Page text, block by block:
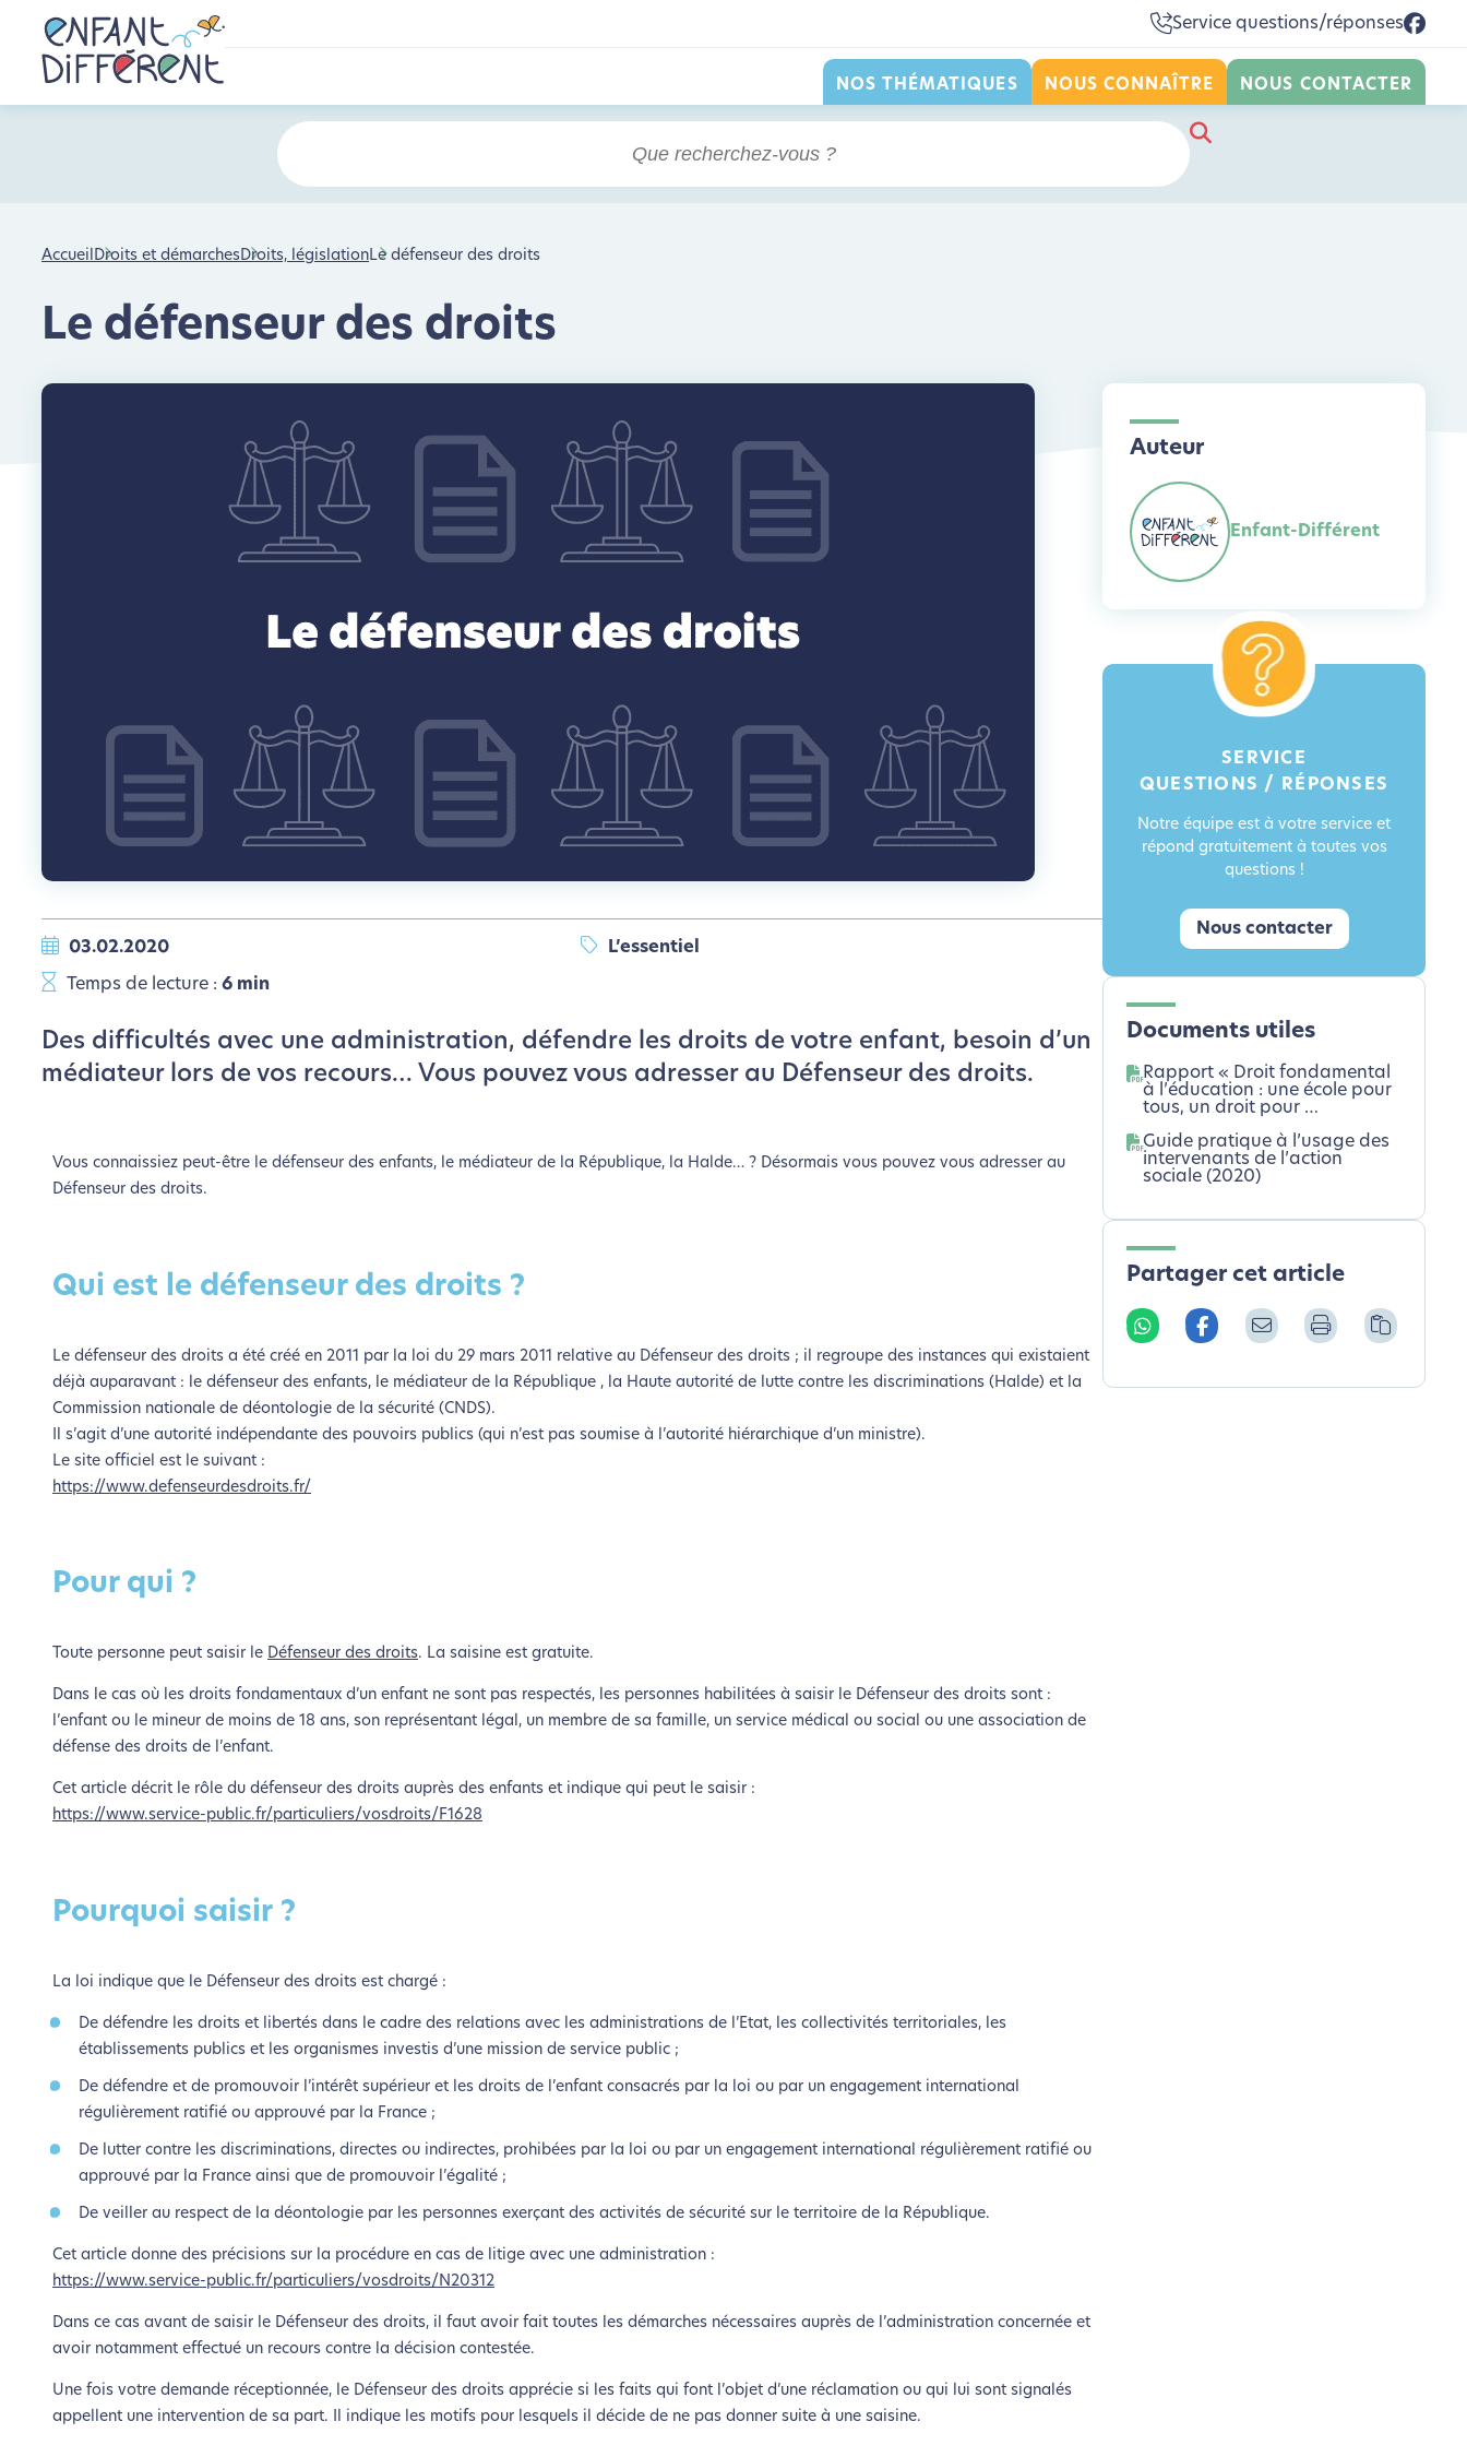
Service questions/réponses
NOS THÉMATIQUES NOUS CONNAÎTRE NOUS CONTACTER
L’écoconception, ça vous concerne aussi !
Nous avons développé ce site Internet dans le cadre d’une démarche forte d’écoconception.
AccueilDroits et démarchesDroits, législationLe défenseur des droits
Le défenseur des droits
03.02.2020 L’essentiel
Temps de lecture : 6 min
Des difficultés avec une administration, défendre les droits de votre enfant, besoin d’un
médiateur lors de vos recours… Vous pouvez vous adresser au Défenseur des droits.
Vous connaissiez peut-être le défenseur des enfants, le médiateur de la République, la Halde… ? Désormais vous pouvez vous adresser au
Défenseur des droits.
Qui est le défenseur des droits ?
Le défenseur des droits a été créé en 2011 par la loi du 29 mars 2011 relative au Défenseur des droits ; il regroupe des instances qui existaient
déjà auparavant : le défenseur des enfants, le médiateur de la République , la Haute autorité de lutte contre les discriminations (Halde) et la
Commission nationale de déontologie de la sécurité (CNDS).
Il s’agit d’une autorité indépendante des pouvoirs publics (qui n’est pas soumise à l’autorité hiérarchique d’un ministre).
Le site officiel est le suivant :
https://www.defenseurdesdroits.fr/
Pour qui ?
Toute personne peut saisir le Défenseur des droits. La saisine est gratuite.
Dans le cas où les droits fondamentaux d’un enfant ne sont pas respectés, les personnes habilitées à saisir le Défenseur des droits sont :
l’enfant ou le mineur de moins de 18 ans, son représentant légal, un membre de sa famille, un service médical ou social ou une association de
défense des droits de l’enfant.
Cet article décrit le rôle du défenseur des droits auprès des enfants et indique qui peut le saisir :
https://www.service-public.fr/particuliers/vosdroits/F1628
Pourquoi saisir ?
La loi indique que le Défenseur des droits est chargé :
De défendre les droits et libertés dans le cadre des relations avec les administrations de l’Etat, les collectivités territoriales, les
établissements publics et les organismes investis d’une mission de service public ;
De défendre et de promouvoir l’intérêt supérieur et les droits de l’enfant consacrés par la loi ou par un engagement international
régulièrement ratifié ou approuvé par la France ;
De lutter contre les discriminations, directes ou indirectes, prohibées par la loi ou par un engagement international régulièrement ratifié ou
approuvé par la France ainsi que de promouvoir l’égalité ;
De veiller au respect de la déontologie par les personnes exerçant des activités de sécurité sur le territoire de la République.
Cet article donne des précisions sur la procédure en cas de litige avec une administration :
https://www.service-public.fr/particuliers/vosdroits/N20312
Dans ce cas avant de saisir le Défenseur des droits, il faut avoir fait toutes les démarches nécessaires auprès de l’administration concernée et
avoir notamment effectué un recours contre la décision contestée.
Une fois votre demande réceptionnée, le Défenseur des droits apprécie si les faits qui font l’objet d’une réclamation ou qui lui sont signalés
appellent une intervention de sa part. Il indique les motifs pour lesquels il décide de ne pas donner suite à une saisine.
Auteur
Enfant-Différent
SERVICE
QUESTIONS / RÉPONSES
Notre équipe est à votre service et
répond gratuitement à toutes vos
questions !
Nous contacter
Documents utiles
Rapport « Droit fondamental
à l’éducation : une école pour
tous, un droit pour …
Guide pratique à l’usage des
intervenants de l’action
sociale (2020)
Partager cet article